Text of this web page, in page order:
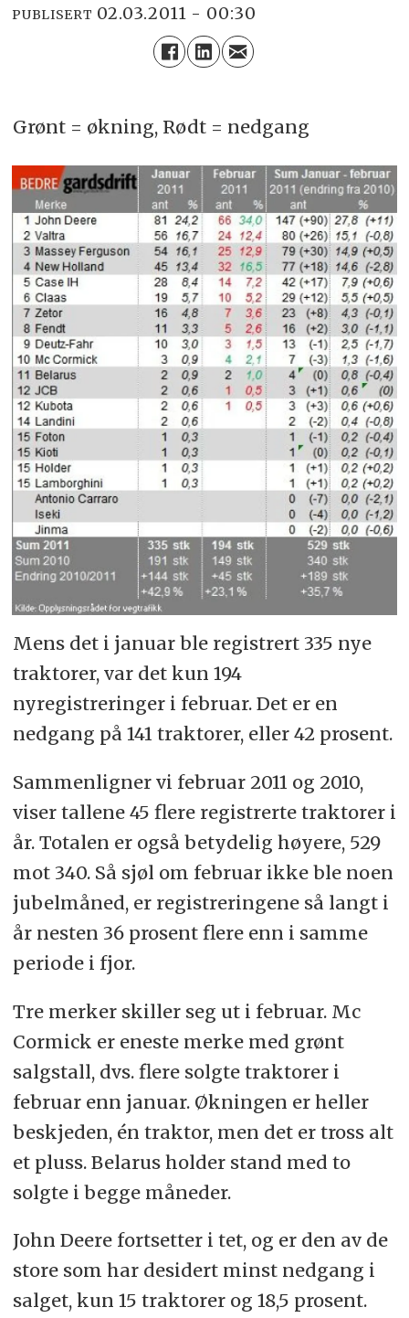
PUBLISERT 02.03.2011 - 00:30
Grønt = økning, Rødt = nedgang
Mens det i januar ble registrert 335 nye
traktorer, var det kun 194
nyregistreringer i februar. Det er en
nedgang på 141 traktorer, eller 42 prosent.
Sammenligner vi februar 2011 og 2010,
viser tallene 45 flere registrerte traktorer i
år. Totalen er også betydelig høyere, 529
mot 340. Så sjøl om februar ikke ble noen
jubelmåned, er registreringene så langt i
år nesten 36 prosent flere enn i samme
periode i fjor.
Tre merker skiller seg ut i februar. Mc
Cormick er eneste merke med grønt
salgstall, dvs. flere solgte traktorer i
februar enn januar. Økningen er heller
beskjeden, én traktor, men det er tross alt
et pluss. Belarus holder stand med to
solgte i begge måneder.
John Deere fortsetter i tet, og er den av de
store som har desidert minst nedgang i
salget, kun 15 traktorer og 18,5 prosent.